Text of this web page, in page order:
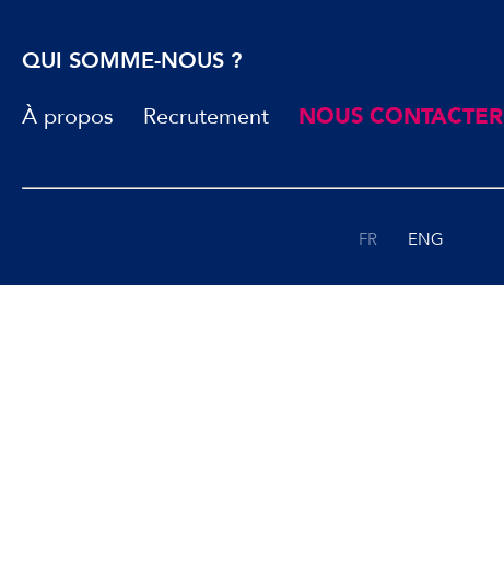
QUI SOMME-NOUS ?
À propos
Recrutement NOUS CONTACTER
FR ENG